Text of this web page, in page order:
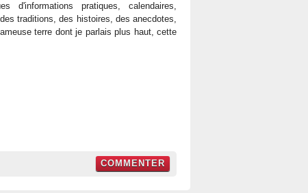
pratiques, calendaires,
traditions, des histoires, des anecdotes,
terre dont je parlais plus haut, cette
COMMENTER